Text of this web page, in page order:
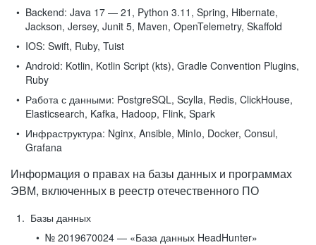
Backend: Java 17 — 21, Python 3.11, Spring, Hibernate,
Jackson, Jersey, Junit 5, Maven, OpenTelemetry, Skaffold
IOS: Swift, Ruby, Tuist
Android: Kotlin, Kotlin Script (kts), Gradle Convention Plugins,
Ruby
Работа с данными: PostgreSQL, Scylla, Redis, ClickHouse,
Elasticsearch, Kafka, Hadoop, Flink, Spark
Инфраструктура: Nginx, Ansible, MinIo, Docker, Consul,
Grafana
Информация о правах на базы данных и программах
ЭВМ, включенных в реестр отечественного ПО
Базы данных
№ 2019670024 — «База данных HeadHunter»